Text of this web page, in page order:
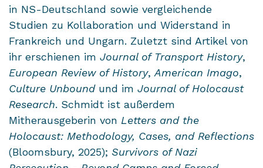
in NS-Deutschland sowie vergleichende
Studien zu Kollaboration und Widerstand in
Frankreich und Ungarn. Zuletzt sind Artikel von
ihr erschienen im Journal of Transport History,
European Review of History, American Imago,
Culture Unboundund im Journal of Holocaust
Research. Schmidt ist außerdem
Mitherausgeberin von Letters and the
Holocaust: Methodology, Cases, and Reflections
(Bloomsbury, 2025); Survivors of Nazi